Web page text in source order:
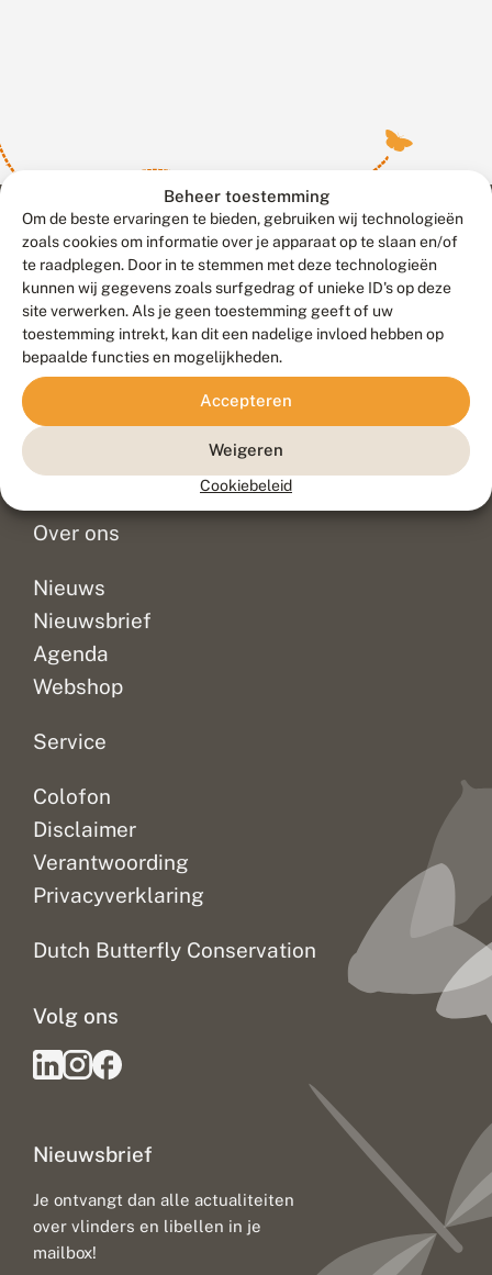
Beheer toestemming
Om de beste ervaringen te bieden, gebruiken wij technologieën
zoals cookies om informatie over je apparaat op te slaan en/of
te raadplegen. Door in te stemmen met deze technologieën
kunnen wij gegevens zoals surfgedrag of unieke ID's op deze
site verwerken. Als je geen toestemming geeft of uw
toestemming intrekt, kan dit een nadelige invloed hebben op
bepaalde functies en mogelijkheden.
Accepteren
Weigeren
Cookiebeleid
Contact
Veelgestelde vragen
Doneer
Over ons
Nieuws
Nieuwsbrief
Agenda
Webshop
Service
Colofon
Disclaimer
Verantwoording
Privacyverklaring
Dutch Butterfly Conservation
Nieuwsbrief
Je ontvangt dan alle actualiteiten
over vlinders en libellen in je
mailbox!
Volg ons
Meld waarnemingen© 2026 Vlinderstichting
Duurzaam ontwikkeld door
Go2People
, ontworpen door
Blue Field Agency
Privacy
Disclaimer
Sitemap